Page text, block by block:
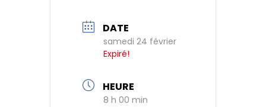
DATE
samedi 24 février
Expiré!
HEURE
8 h 00 min